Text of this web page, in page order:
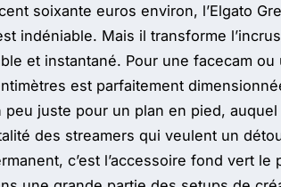
soixante euros environ, l’Elgato
indéniable. Mais il transforme
et instantané. Pour une facecam ou
est parfaitement
peu juste pour un plan en pied,
des streamers qui veulent un
c’est l’accessoire fond vert